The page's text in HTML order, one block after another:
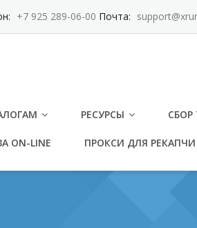
+7 925 289-06-00 Почта:
РЕСУРСЫ
ON-LINE ПРОКСИ ДЛЯ РЕКАПЧИ